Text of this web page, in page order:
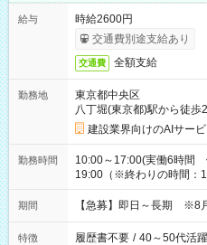
給与
時給2600円
交通費別途支給あり
交通費 全額支給
勤務地
東京都中央区
八丁堀(東京都)駅から徒歩
建設業界向けのAIサー
勤務時間
10:00～17:00(実働6時間
19:00（※終わりの時間：
期間 【急募】即日～長期 ※8
特徴 履歴書不要 / 40～50代活